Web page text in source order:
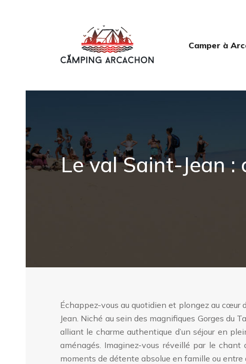
Camper à
Le val Saint-Jean
Échappez-vous au quotidien et plongez au cœur
Jean. Niché au sein des magnifiques Gorges du
alliant le charme authentique d’un séjour en
aménagés. Imaginez-vous réveillé par le
moments de détente absolue en famille ou entre